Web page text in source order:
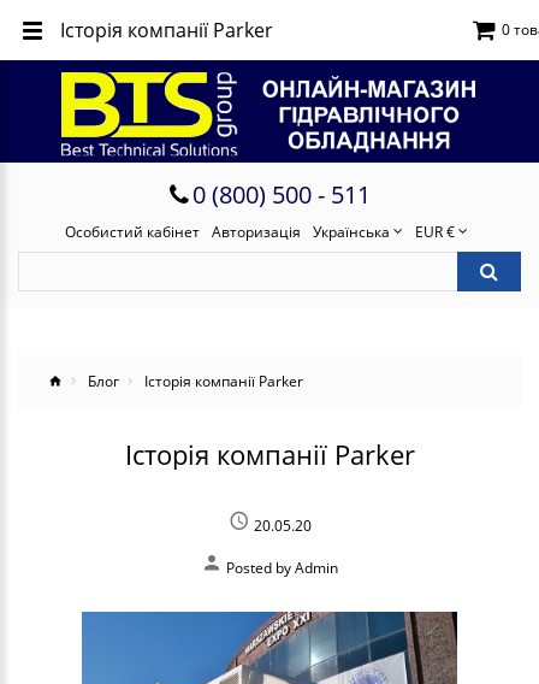
0 (800) 500 - 511
Особистий кабінет Авторизація Українська EUR €
0
Блог Історія компанії Parker
Історія компанії Parker
20.05.20
Posted byAdmin
Історія компанії Parker